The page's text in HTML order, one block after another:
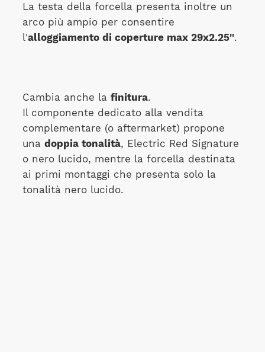
La testa della forcella presenta inoltre un
arco più ampio per consentire
l'alloggiamento di coperture max 29x2.25''.
Cambia anche la finitura.
Il componente dedicato alla vendita
complementare (o aftermarket) propone
una doppia tonalità, Electric Red Signature
o nero lucido, mentre la forcella destinata
ai primi montaggi che presenta solo la
tonalità nero lucido.